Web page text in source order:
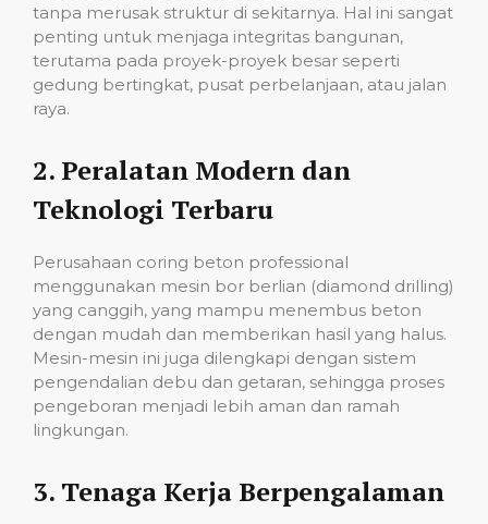
tanpa merusak struktur di sekitarnya. Hal ini sangat
penting untuk menjaga integritas bangunan,
terutama pada proyek-proyek besar seperti
gedung bertingkat, pusat perbelanjaan, atau jalan
raya.
2. Peralatan Modern dan
Teknologi Terbaru
Perusahaan coring beton professional
menggunakan mesin bor berlian (diamond drilling)
yang canggih, yang mampu menembus beton
dengan mudah dan memberikan hasil yang halus.
Mesin-mesin ini juga dilengkapi dengan sistem
pengendalian debu dan getaran, sehingga proses
pengeboran menjadi lebih aman dan ramah
lingkungan.
3. Tenaga Kerja Berpengalaman